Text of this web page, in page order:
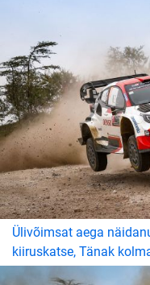
Ülivõimsat aega
kiiruskatse, Tänak